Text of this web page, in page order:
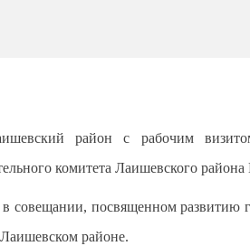
район с рабочим
комитета Лаишевского
совещании, посвященном развитию
районе.